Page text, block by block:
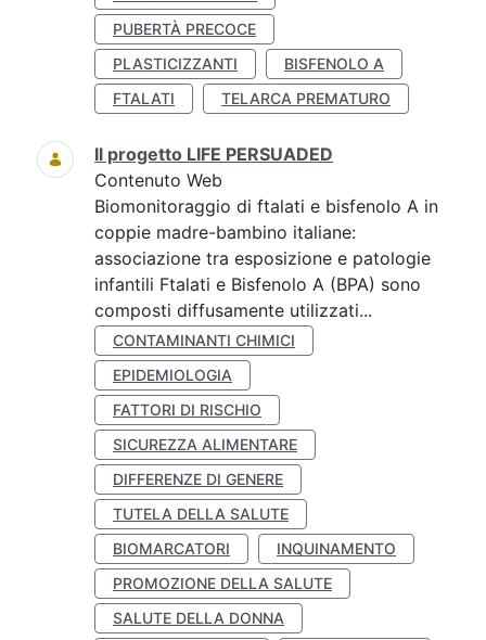
PUBERTÀ PRECOCE
PLASTICIZZANTI
BISFENOLO A
FTALATI
TELARCA PREMATURO
Il progetto LIFE PERSUADED
Contenuto Web
Biomonitoraggio di ftalati e bisfenolo A in
coppie madre-bambino italiane:
associazione tra esposizione e patologie
infantili Ftalati e Bisfenolo A (BPA) sono
composti diffusamente utilizzati...
CONTAMINANTI CHIMICI
EPIDEMIOLOGIA
FATTORI DI RISCHIO
SICUREZZA ALIMENTARE
DIFFERENZE DI GENERE
TUTELA DELLA SALUTE
BIOMARCATORI
INQUINAMENTO
PROMOZIONE DELLA SALUTE
SALUTE DELLA DONNA